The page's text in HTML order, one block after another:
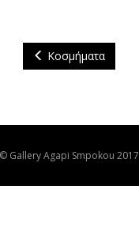
Κοσμήματα
© Gallery Agapi Smpokou 2017